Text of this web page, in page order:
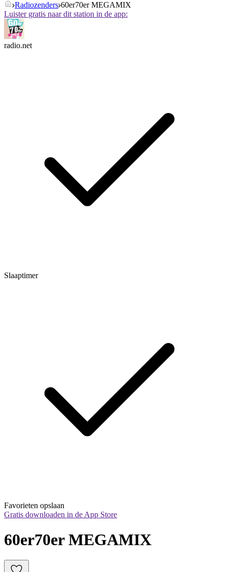
Radiozenders 60er70er MEGAMIX
Luister gratis naar dit station in de app:
radio.net
Slaaptimer
Favorieten opslaan
Gratis downloaden in de App Store
60er70er MEGAMIX